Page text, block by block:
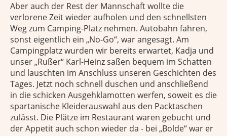
Aber auch der Rest der Mannschaft wollte die
verlorene Zeit wieder aufholen und den schnellsten
Weg zum Camping-Platz nehmen. Autobahn fahren,
sonst eigentlich ein „No-Go“, war angesagt. Am
Campingplatz wurden wir bereits erwartet, Kadja und
unser „Rußer“ Karl-Heinz saßen bequem im Schatten
und lauschten im Anschluss unseren Geschichten des
Tages. Jetzt noch schnell duschen und anschließend
in die schicken Ausgehklamotten werfen, soweit es die
spartanische Kleiderauswahl aus den Packtaschen
zulässt. Die Plätze im Restaurant waren gebucht und
der Appetit auch schon wieder da - bei „Bolde“ war er